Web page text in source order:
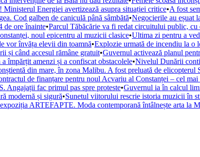
Energiei avertizează asupra situației critice•A fost
Cod galben de caniculă până sâmbătă•Negocierile au eșuat
de ore înainte•Parcul Tăbăcărie va fi redat circuitului public, cu
noul epicentru al muzicii clasice•Ultima zi pentru a
vor învăța elevii din toamnă•Explozie urmată de incendiu la o
și când accesul rămâne gratuit•Guvernul activează planul
împărțit amenzi și a confiscat obstacolele•Nivelul Dunării
din mare, în zona Malibu. A fost preluată de elicopterul
de finanțare pentru noul Acvariu al Constanței – cel
Angajații fac primul pas spre proteste•Guvernul ia în calcul
modernă și sigură•Sunetul viitorului rescrie istoria muzicii în
ARTEFAPTE. Moda contemporană întâlnește arta la